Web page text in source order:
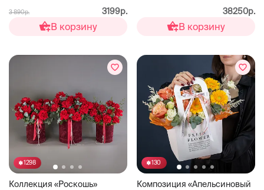
3 890р. 3199р.
В корзину
38250р.
В корзину
1298
Коллекция «Роскошь»
130
Композиция «Апельсиновый